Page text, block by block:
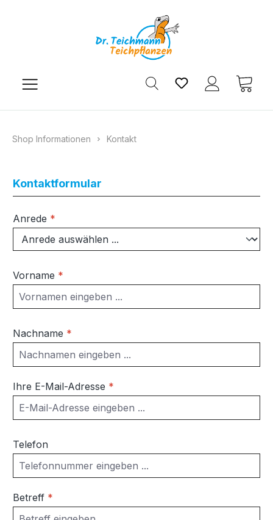
Du hast 0
Shop Informationen Kontakt
Kontaktformular
Anrede *
Vorname *
Nachname *
Ihre E-Mail-Adresse *
Telefon
Betreff *